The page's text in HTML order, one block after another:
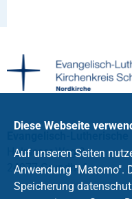
Holnisser Weg 9
24977 Grundhof
Diese Webseite
Auf unseren Seiten
Anwendung "Matomo".
Speicherung